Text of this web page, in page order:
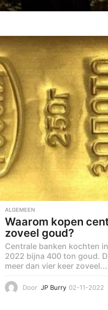
4
-
-
2
0
2
3
ALGEMEEN
Waarom kopen
zoveel goud?
Centrale banken kochten
2022 bijna 400 ton goud.
meer dan vier keer zoveel...
Door JP Burry 02-11-2022